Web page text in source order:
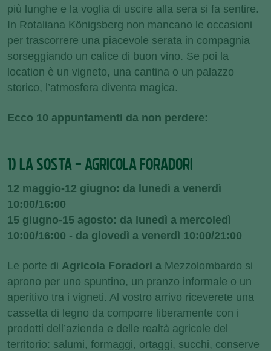
più lunghe e la voglia di uscire alla sera si fa sentire.
In Rotaliana Königsberg non mancano le occasioni
per trascorrere una piacevole serata in compagnia
sorseggiando un calice di buon vino. Se poi la
location è un vigneto, una cantina o un palazzo
storico, l’atmosfera diventa magica.
Ecco 10 appuntamenti da non perdere:
1) LA SOSTA - AGRICOLA FORADORI
12 maggio-12 giugno: da lunedì a venerdì
10:00/16:00
15 giugno-15 agosto: da lunedì a mercoledì
10:00/16:00 - da giovedì a venerdì 10:00/21:00
Le porte di Agricola Foradori a Mezzolombardo si
aprono per uno spuntino, un pranzo informale o un
aperitivo tra i vigneti. Al vostro arrivo riceverete una
cassetta di legno da comporre liberamente con i
prodotti dell’azienda e delle realtà agricole del
territorio: salumi, formaggi, ortaggi, succhi, conserve